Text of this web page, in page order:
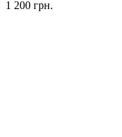
1 200 грн.